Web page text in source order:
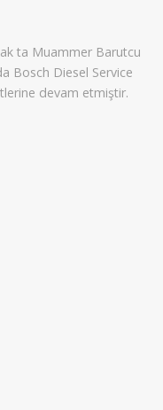
ta Muammer Barutcu
Bosch Diesel Service
devam etmiştir.